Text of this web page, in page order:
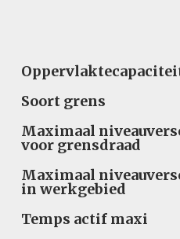
Soort grens
Maximaal
voor grensdraad
Maximaal
in werkgebied
Temps actif maxi